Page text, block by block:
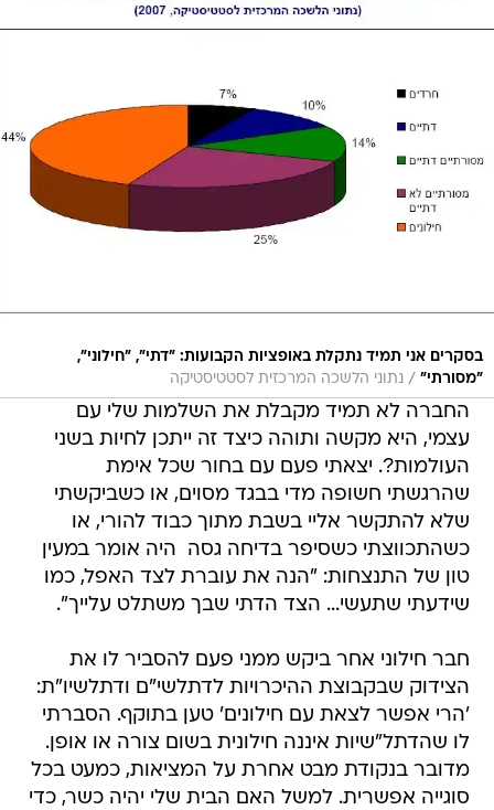
בסקרים אני תמיד נתקלת באופציות הקבועות: "דתי", "חילוני",
"מסורתי" / נתוני הלשכה המרכזית לסטטיסטיקה
החברה לא תמיד מקבלת את השלמות שלי עם
עצמי, היא מקשה ותוהה כיצד זה ייתכן לחיות בשני
העולמות?. יצאתי פעם עם בחור שכל אימת
שהרגשתי חשופה מדי בבגד מסוים, או כשביקשתי
שלא להתקשר אליי בשבת מתוך כבוד להורי, או
כשהתכווצתי כשסיפר בדיחה גסה  היה אומר במעין
טון של התנצחות: "הנה את עוברת לצד האפל, כמו
שידעתי שתעשי... הצד הדתי שבך משתלט עלייך".
חבר חילוני אחר ביקש ממני פעם להסביר לו את
הצידוק שבקבוצת ההיכרויות לדתלשי"ם ודתלשיו"ת:
'הרי אפשר לצאת עם חילונים' טען בתוקף. הסברתי
לו שהדתל"שיות איננה חילונית בשום צורה או אופן.
מדובר בנקודת מבט אחרת על המציאות, כמעט בכל
סוגייה אפשרית. למשל האם הבית שלי יהיה כשר, כדי